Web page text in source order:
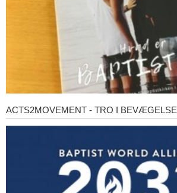
Acts2Movement
ACTS2MOVEMENT - TRO I BEVÆGELSE